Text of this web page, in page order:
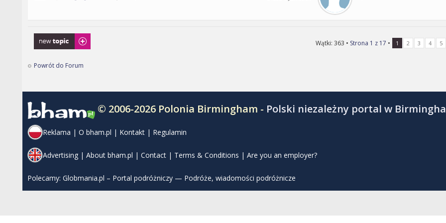
Napisz wątek
Wątki: 363 • Strona 1 z 17 • 1 2 3 4 5
Powrót do Forum
© 2006-2026 Polonia Birmingham - Polski niezależny portal w
Reklama | O bham.pl | Kontakt | Regulamin
Advertising | About bham.pl | Contact | Terms & Conditions | Are you an employer?
Polecamy: Globmania.pl – Portal podróżniczy — Podróże, wiadomości podróżnicze